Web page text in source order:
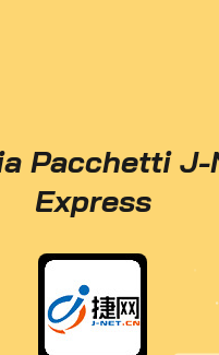
Pacchetti J-
Express